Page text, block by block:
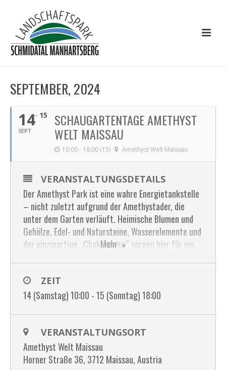
SEPTEMBER, 2024
14
SEPT
15 SCHAUGARTENTAGE AMETHYST
WELT MAISSAU
10:00 - 18:00 (15) Amethyst Welt Maissau
Mehr
VERANSTALTUNGSDETAILS
Der Amethyst Park ist eine wahre Energietankstelle
– nicht zuletzt aufgrund der Amethystader, die
unter dem Garten verläuft. Heimische Blumen und
Gehölze, Edel- und Natursteine, Wasserelemente und
der einzigartige „Chakrenweg“ sorgen hier für ein
eigenem Tempo.
Kinder können sich am Erlebnisspielplatz austoben
Auch ein Besuch im Amethyststollen oder
Edelsteinhaus lässt sich mit einem Ausflug in die
Amethsyt Welt großartig verbinden!
ZEIT
14 (Samstag) 10:00 - 15 (Sonntag) 18:00
VERANSTALTUNGSORT
Amethyst Welt Maissau
Horner Straße 36, 3712 Maissau, Austria